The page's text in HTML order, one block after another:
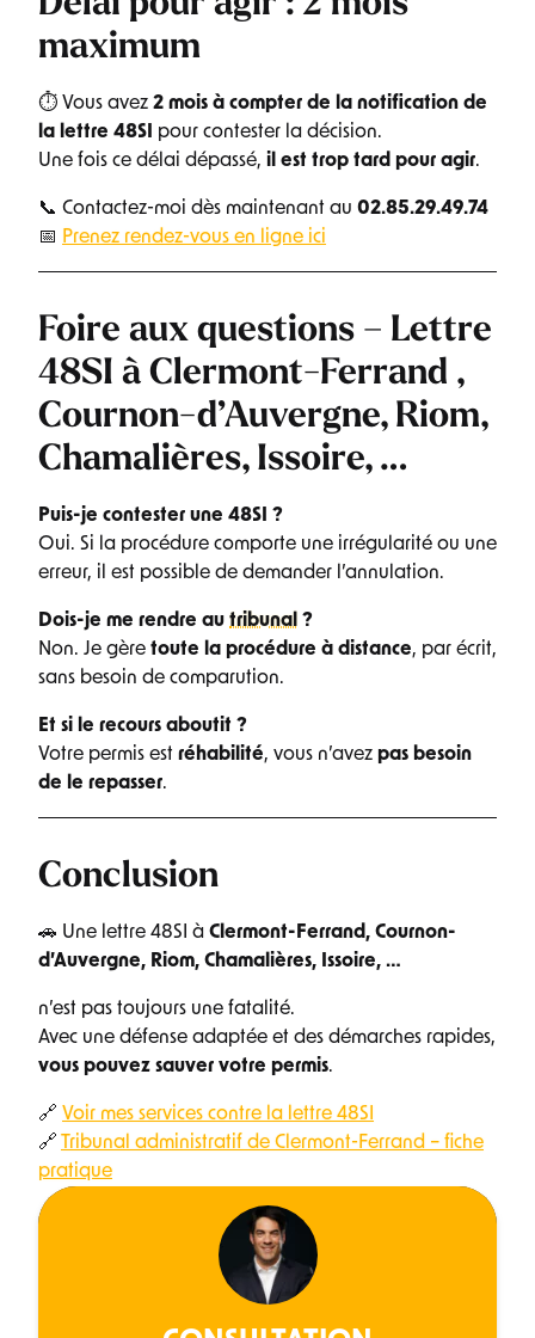
maximum
⏱ Vous avez 2 mois à compter de la notification de
la lettre 48SI
pour contester la décision.
Une fois ce délai dépassé, il est trop tard pour agir.
📞 Contactez-moi dès maintenant au 02.85.29.49.74
📅
Prenez rendez-vous en ligne ici
Foire aux questions – Lettre
48SI à Clermont-Ferrand ,
Cournon-d’Auvergne, Riom,
Chamalières, Issoire, …
Puis-je contester une 48SI ?
Oui. Si la procédure comporte une irrégularité ou une
erreur, il est possible de demander l’annulation.
Dois-je me rendre au tribunal ?
Non. Je gère toute la procédure à distance, par écrit,
sans besoin de comparution.
Et si le recours aboutit ?
Votre permis est réhabilité, vous n’avez pas besoin
de le repasser.
Conclusion
🚗 Une lettre 48SI à Clermont-Ferrand, Cournon-
d’Auvergne, Riom, Chamalières, Issoire, …
n’est pas toujours une fatalité.
Avec une défense adaptée et des démarches rapides,
vous pouvez sauver votre permis.
🔗 Voir mes services contre la lettre 48SI
🔗
Tribunal administratif de Clermont-Ferrand – fiche
pratique